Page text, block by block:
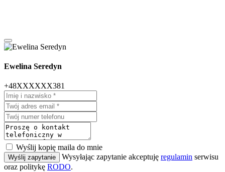
Ewelina Seredyn
+48XXXXXX381
Wyślij kopię maila do mnie
Wyślij zapytanie Wysyłając zapytanie akceptuję regulamin serwisu
oraz politykę RODO.